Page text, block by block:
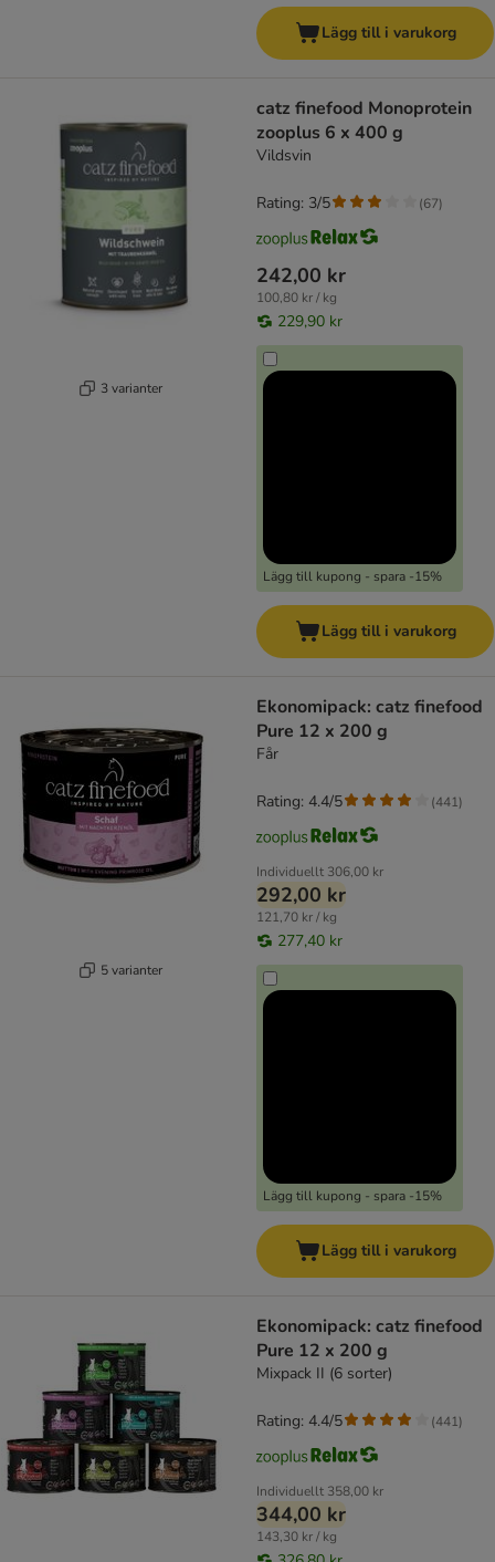
Lägg till i varukorg
3 varianter
catz finefood Monoprotein
zooplus 6 x 400 g
Vildsvin
242,00 kr
100,80 kr / kg
229,90 kr
Lägg till kupong - spara -15%
Rating: 3/5 (67)
Lägg till i varukorg
5 varianter
Ekonomipack: catz finefood
Pure 12 x 200 g
Får
Individuellt 306,00 kr
292,00 kr
121,70 kr / kg
277,40 kr
Lägg till kupong - spara -15%
Rating: 4.4/5 (441)
Lägg till i varukorg
Ekonomipack: catz finefood
Pure 12 x 200 g
Mixpack II (6 sorter)
Individuellt 358,00 kr
344,00 kr
143,30 kr / kg
Rating: 4.4/5 (441)